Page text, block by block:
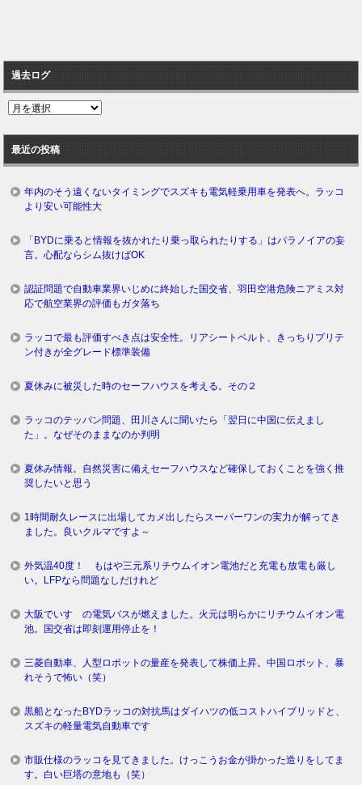
過去ログ
過
ロ
グ
最近の投稿
年内のそう遠くないタイミングでスズキも電気軽乗用車を発表へ。ラッコ
より安い可能性大
「BYDに乗ると情報を抜かれたり乗っ取られたりする」はパラノイアの妄
言。心配ならシム抜けばOK
認証問題で自動車業界いじめに終始した国交省、羽田空港危険ニアミス対
応で航空業界の評価もガタ落ち
ラッコで最も評価すべき点は安全性。リアシートベルト、きっちりプリテ
ン付きが全グレード標準装備
夏休みに被災した時のセーフハウスを考える。その２
ラッコのテッパン問題、田川さんに聞いたら「翌日に中国に伝えまし
た」。なぜそのままなのか判明
夏休み情報。自然災害に備えセーフハウスなど確保しておくことを強く推
奨したいと思う
1時間耐久レースに出場してカメ出したらスーパーワンの実力が解ってき
ました。良いクルマですよ～
外気温40度！ もはや三元系リチウムイオン電池だと充電も放電も厳し
い。LFPなら問題なしだけれど
大阪でいすゞの電気バスが燃えました。火元は明らかにリチウムイオン電
池。国交省は即刻運用停止を！
三菱自動車、人型ロボットの量産を発表して株価上昇。中国ロボット、暴
れそうで怖い（笑）
黒船となったBYDラッコの対抗馬はダイハツの低コストハイブリッドと、
スズキの軽量電気自動車です
市販仕様のラッコを見てきました。けっこうお金が掛かった造りをしてま
す。白い巨塔の意地も（笑）